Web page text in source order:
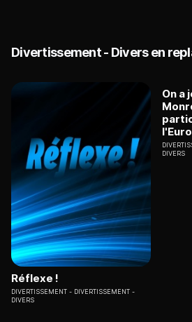
Divertissement - Divers en
Réflexe !
DIVERTISSEMENT
DIVERTISSEMENT -
DIVERS
On a
DIVERS